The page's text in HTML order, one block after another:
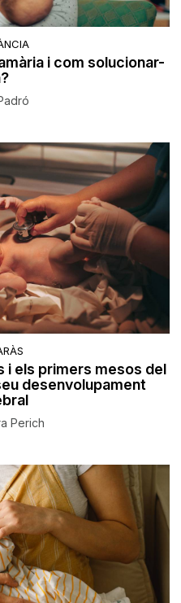
i com solucionar-
i els primers mesos del
desenvolupament
Perich